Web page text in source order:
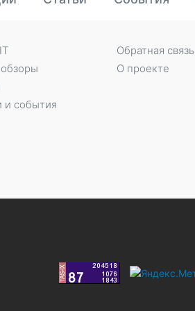
и события
Обратная связь
О проекте